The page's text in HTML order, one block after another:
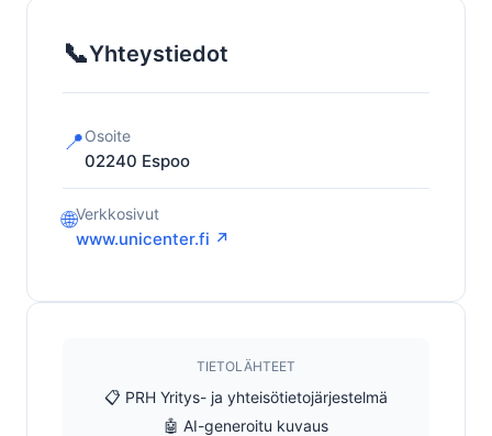
📞Yhteystiedot
📍Osoite
02240 Espoo
🌐Verkkosivut
www.unicenter.fi ↗
TIETOLÄHTEET
📋 PRH Yritys- ja yhteisötietojärjestelmä
🤖 AI-generoitu kuvaus